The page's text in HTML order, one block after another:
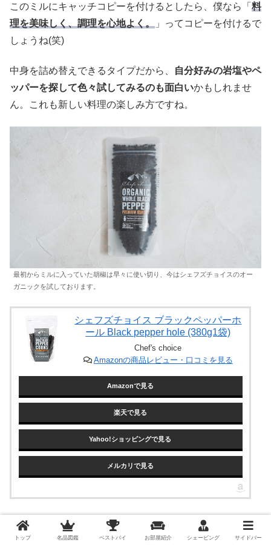
このミルにキャッチコピーを付けるとしたら、僕なら「 料
理を美味しく、調理を心地よく。
」ってコピーを付けるで
しょうね(笑)
中身を詰め替えできるタイプだから、
自分好みの岩塩やペ
ッパーを探して色々試してみるのも面白いかもしれませ
ん。これも新しい料理の楽しみ方ですね。
最初からミルに入っていた胡椒は早々に使い切り、今はシェフズチョイスのオー
ガニックを試しております。
シェフズチョイス ブラックペッパーホ
ール Black pepper hole (380g1袋)
Chef's choice
Amazonの商品レビュー・口コミを見る
Amazonで見る
楽天で見る
Yahoo!ショッピングで見る
メルカリで見る
購入したのは比較的最近ですが、すでに僕の料理生活に無
くてはならないアイテムとなりました。
トップ 名品図鑑 ベストバイ お部屋紹介 シェービング サイドバー